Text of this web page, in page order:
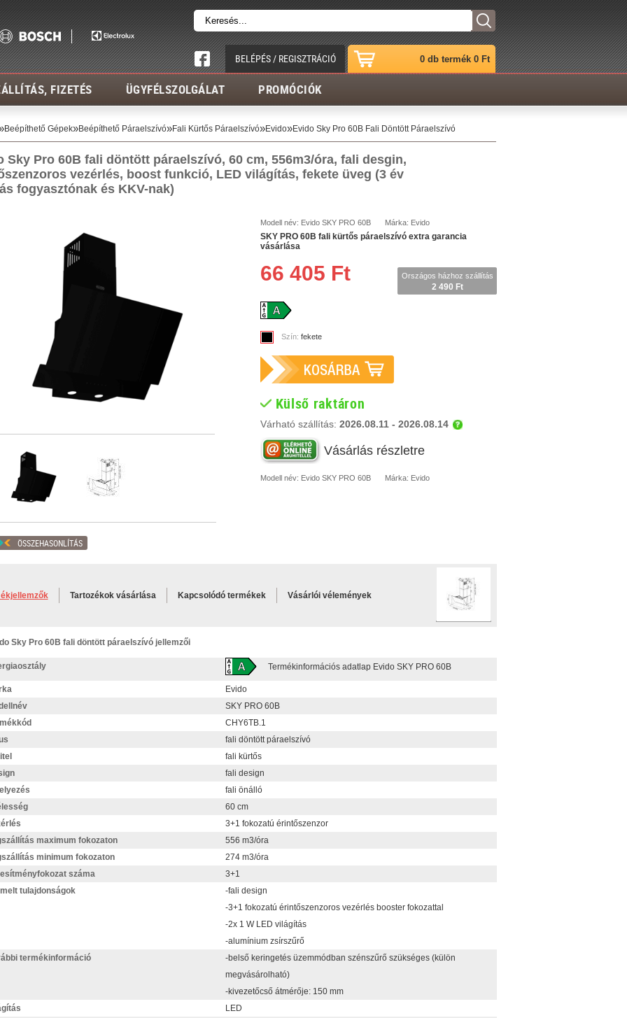
FIZETÉS ÜGYFÉLSZOLGÁLAT PROMÓCIÓK
0 db termék 0 Ft
BELÉPÉS / REGISZTRÁCIÓ
Beépíthető Gépek»Beépíthető Páraelszívó»Fali Kürtős Páraelszívó»Evido»Evido Sky Pro 60B Fali Döntött Páraelszívó
Sky Pro 60B fali döntött páraelszívó, 60 cm, 556m3/óra, fali desgin,
vezérlés, boost funkció, LED világítás, fekete üveg (3 év
fogyasztónak és KKV-nak)
ÖSSZEHASONLÍTÁS
Modell név: EvidoSKY PRO 60B Márka: Evido
SKY PRO 60B fali kürtős páraelszívó extra garancia
vásárlása
66 405 Ft Országos házhoz szállítás
2 490 Ft
Szín: fekete
Külső raktáron
Várható szállítás: 2026.08.11 - 2026.08.14
Vásárlás részletre
Modell név: EvidoSKY PRO 60B Márka: Evido
Tartozékok vásárlása Kapcsolódó termékek Vásárlói vélemények
Sky Pro 60B fali döntött páraelszívó jellemzői
Termékinformációs adatlap Evido SKY PRO 60B
Evido
SKY PRO 60B
CHY6TB.1
fali döntött páraelszívó
fali kürtős
fali design
fali önálló
60 cm
3+1 fokozatú érintőszenzor
maximum fokozaton
556 m3/óra
minimum fokozaton
274 m3/óra
száma
3+1
tulajdonságok
-fali design
-3+1 fokozatú érintőszenzoros vezérlés booster fokozattal
-2x 1 W LED világítás
-alumínium zsírszűrő
termékinformáció
-belső keringetés üzemmódban szénszűrő szükséges (külön
megvásárolható)
-kivezetőcső átmérője: 150 mm
LED